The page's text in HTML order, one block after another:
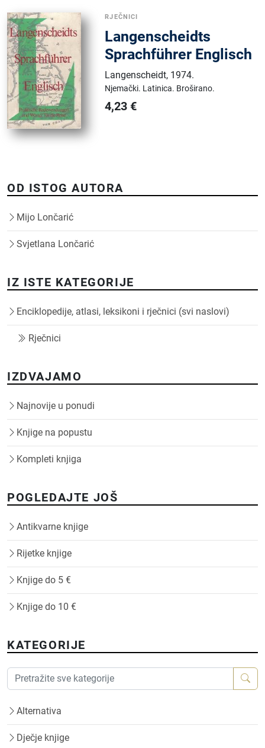
RJEČNICI
Langenscheidts
Sprachführer Englisch
Langenscheidt, 1974.
Njemački. Latinica. Broširano.
4,23 €
OD ISTOG AUTORA
Mijo Lončarić
Svjetlana Lončarić
IZ ISTE KATEGORIJE
Enciklopedije, atlasi, leksikoni i rječnici (svi naslovi)
Rječnici
IZDVAJAMO
Najnovije u ponudi
Knjige na popustu
Kompleti knjiga
POGLEDAJTE JOŠ
Antikvarne knjige
Rijetke knjige
Knjige do 5 €
Knjige do 10 €
KATEGORIJE
Alternativa
Dječje knjige